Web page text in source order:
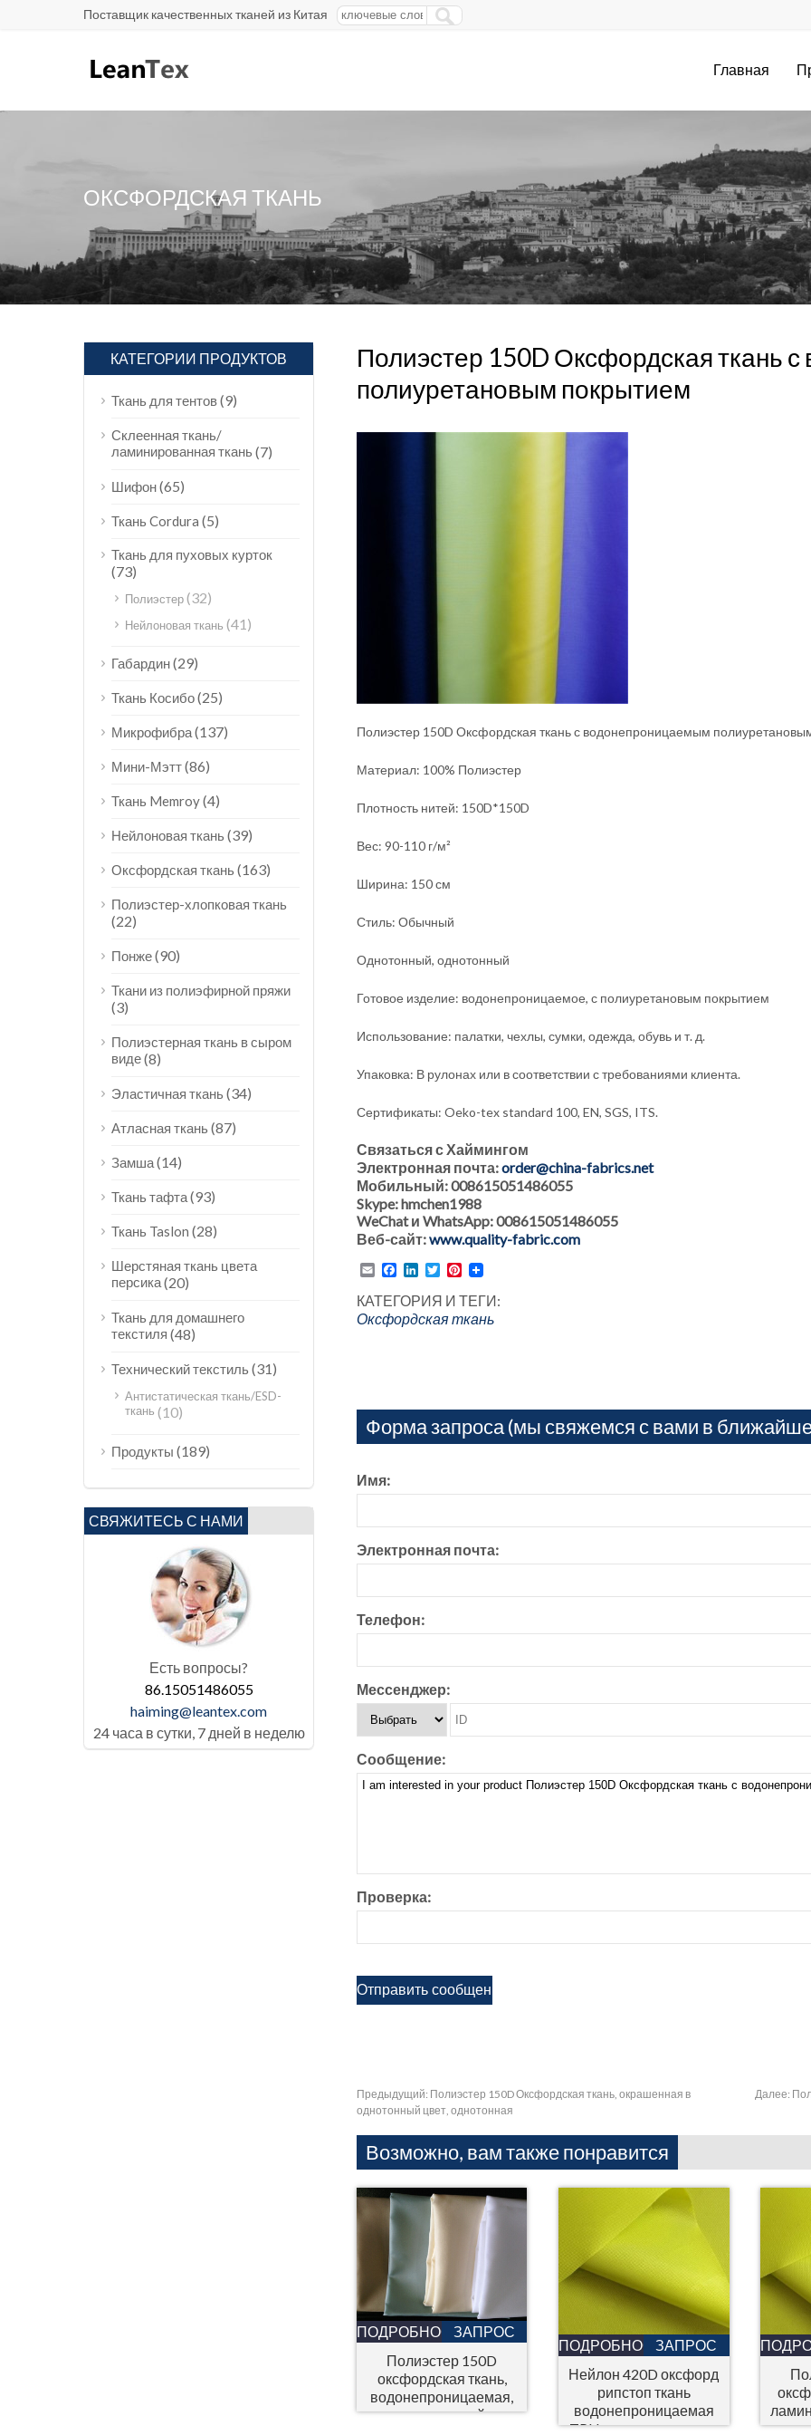
Поставщик качественных тканей из Китая
Главная
ОКСФОРДСКАЯ ТКАНЬ
Полиэстер 150D Оксфордская ткань
полиуретановым покрытием
Полиэстер 150D Оксфордская ткань с водонепроницаемым
Материал: 100% Полиэстер
Плотность нитей: 150D*150D
Вес: 90-110 г/м²
Ширина: 150 см
Стиль: Обычный
Однотонный, однотонный
Готовое изделие: водонепроницаемое, с полиуретановым покрытием
Использование: палатки, чехлы, сумки, одежда, обувь и т. д.
Упаковка: В рулонах или в соответствии с требованиями клиента.
Сертификаты: Oeko-tex standard 100, EN, SGS, ITS.
Связаться с Хаймингом
Электронная почта:order@china-fabrics.net
Мобильный: 008615051486055
Skype: hmchen1988
WeChat и WhatsApp: 008615051486055
Веб-сайт:www.quality-fabric.com
EmailFacebook
LinkedIn
TwitterPinterest
КАТЕГОРИЯ И ТЕГИ:
Оксфордская ткань
Форма запроса (мы свяжемся с вами в
Имя:
Электронная почта:
Телефон:
Мессенджер:
Сообщение:
Проверка:
Предыдущий: Полиэстер 150D Оксфордская ткань, окрашенная в
однотонный цвет, однотонная
Далее:
Возможно, вам также понравится
ПОДРОБНОСТИЗАПРОС
Полиэстер 150D
оксфордская ткань,
водонепроницаемая,
для душевой
ПОДРОБНОСТИЗАПРОС
Нейлон 420D оксфорд
рипстоп ткань
водонепроницаемая
TPU ламинированная
КАТЕГОРИИ ПРОДУКТОВ
Ткань для тентов(9)
Склеенная ткань/
ламинированная ткань(7)
Шифон(65)
Ткань Cordura (5)
Ткань для пуховых курток
(73)
Полиэстер(32)
Нейлоновая ткань (41)
Габардин(29)
Ткань Косибо(25)
Микрофибра(137)
Мини-Мэтт(86)
Ткань Memroy(4)
Нейлоновая ткань(39)
Оксфордская ткань(163)
Полиэстер-хлопковая ткань
(22)
Понже(90)
Ткани из полиэфирной пряжи
(3)
Полиэстерная ткань в сыром
виде(8)
Эластичная ткань(34)
Атласная ткань(87)
Замша(14)
Ткань тафта(93)
Ткань Taslon (28)
Шерстяная ткань цвета
персика(20)
Ткань для домашнего
текстиля (48)
Технический текстиль(31)
Антистатическая ткань/ESD-
ткань (10)
Продукты (189)
СВЯЖИТЕСЬ С НАМИ
Есть вопросы?
86.15051486055
haiming@leantex.com
24 часа в сутки, 7 дней в неделю